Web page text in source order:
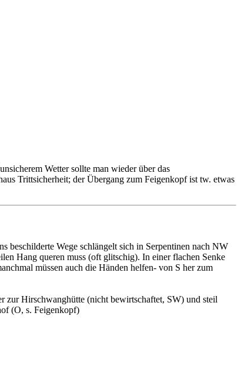
Wetter sollte man wieder über das
Trittsicherheit; der Übergang zum Feigenkopf ist tw. etwas
beschilderte Wege schlängelt sich in Serpentinen nach NW
Hang queren muss (oft glitschig). In einer flachen Senke
müssen auch die Händen helfen- von S her zum
zur Hirschwanghütte (nicht bewirtschaftet, SW) und steil
(O, s. Feigenkopf)